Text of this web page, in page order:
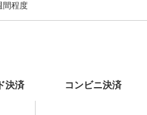
間程度
決済 コンビニ決済